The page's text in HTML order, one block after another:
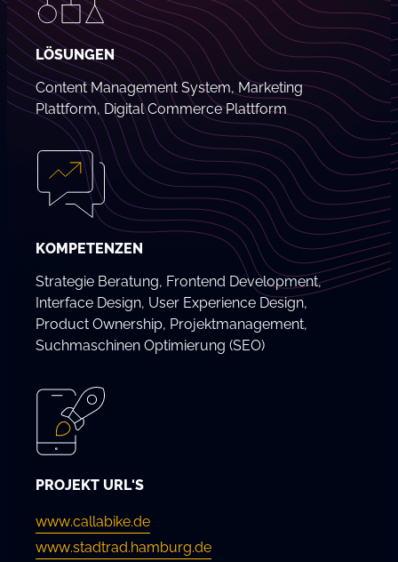
LÖSUNGEN
Content Management System, Marketing
Plattform, Digital Commerce Plattform
KOMPETENZEN
Strategie Beratung, Frontend Development,
Interface Design, User Experience Design,
Product Ownership, Projektmanagement,
Suchmaschinen Optimierung (SEO)
PROJEKT URL'S
www.callabike.de
www.stadtrad.hamburg.de